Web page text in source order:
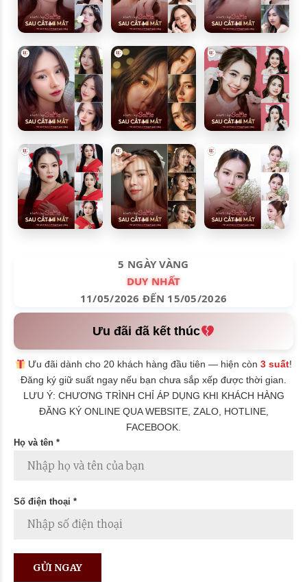
5 NGÀY VÀNG
DUY NHẤT
11/05/2026 ĐẾN 15/05/2026
Ưu đãi đã kết thúc
Ưu đãi dành cho 20 khách hàng đầu tiên — hiện còn3 suất!
Đăng ký giữ suất ngay nếu bạn chưa sắp xếp được thời gian.
LƯU Ý: CHƯƠNG TRÌNH CHỈ ÁP DỤNG KHI KHÁCH HÀNG
ĐĂNG KÝ ONLINE QUA WEBSITE, ZALO, HOTLINE,
FACEBOOK.
Họ và tên *
Số điện thoại *